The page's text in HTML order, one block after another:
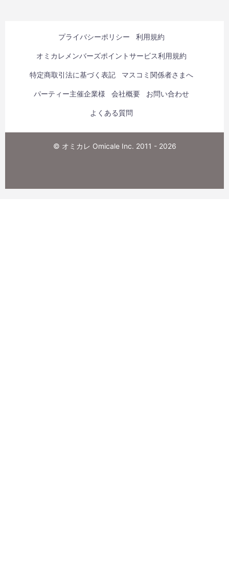
プライバシーポリシー 利用規約
オミカレメンバーズポイントサービス利用規約
特定商取引法に基づく表記 マスコミ関係者さまへ
パーティー主催企業様 会社概要 お問い合わせ
よくある質問
© オミカレ Omicale Inc. 2011 - 2026